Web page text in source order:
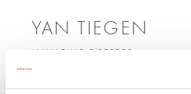
YAN TIEGEN
MANAGING DIRECTOR
NEW YORK